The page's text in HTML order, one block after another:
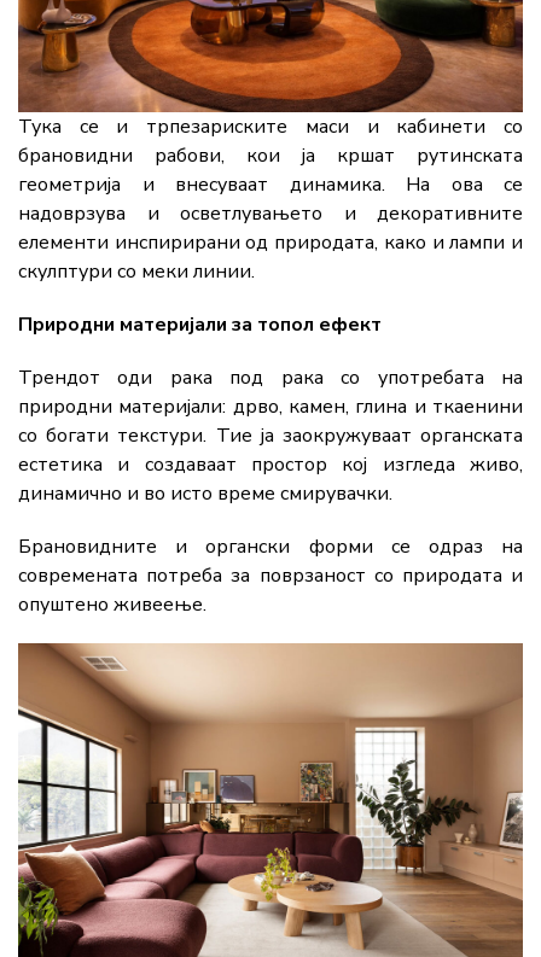
Тука се и трпезариските маси и кабинети со
брановидни рабови, кои ја кршат рутинската
геометрија и внесуваат динамика. На ова се
надоврзува и осветлувањето и декоративните
елементи инспирирани од природата, како и лампи и
скулптури со меки линии.
Природни материјали за топол ефект
Трендот оди рака под рака со употребата на
природни материјали: дрво, камен, глина и ткаенини
со богати текстури. Тие ја заокружуваат органската
естетика и создаваат простор кој изгледа живо,
динамично и во исто време смирувачки.
Брановидните и органски форми се одраз на
современата потреба за поврзаност со природата и
опуштено живеење.